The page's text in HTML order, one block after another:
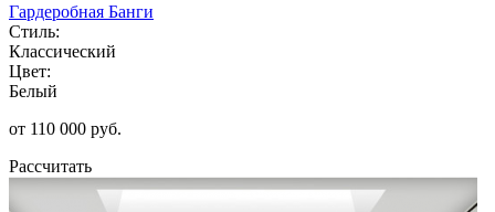
Гардеробная Банги
Стиль:
Классический
Цвет:
Белый
от 110 000 руб.
Рассчитать